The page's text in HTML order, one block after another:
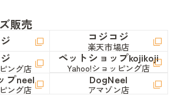
販売
コジコジ
楽天市場店
ング店
ペットショップkojikoji
Yahoo!ショッピング店
プneel
ング店
DogNeel
アマゾン店